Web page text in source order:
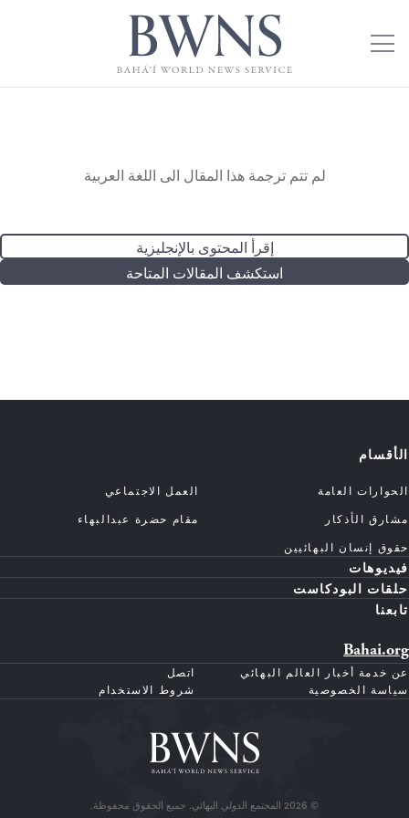
لم تتم ترجمة هذا المقال الى اللغة العربية
إقرأ المحتوى بالإنجليزية
استكشف المقالات المتاحة
الأقسام
الحوارات العامة
العمل الاجتماعي
مشارق الأذكار
مقام حضرة عبدالبهاء
حقوق إنسان البهائيين
فيديوهات
حلقات البودكاست
تابعنا
Bahai.org
عن خدمة أخبار العالم البهائي
اتصل
سياسة الخصوصية
شروط الاستخدام
© 2026 المجتمع الدولي البهائي. جميع الحقوق محفوظة.